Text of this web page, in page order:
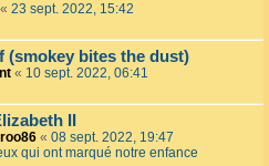
« 23 sept. 2022, 15:42
(smokey bites the dust)
« 10 sept. 2022, 06:41
II
« 08 sept. 2022, 19:47
qui ont marqué notre enfance